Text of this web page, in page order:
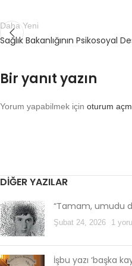
Daha Yeni
Sağlık Bakanlığının Psikosoyal
Bir yanıt yazın
Yorum yapabilmek için oturum
DIĞER YAZILAR
“Tamam, umudu
Şubat 24, 2026 1
İşbu yazı ‘başka